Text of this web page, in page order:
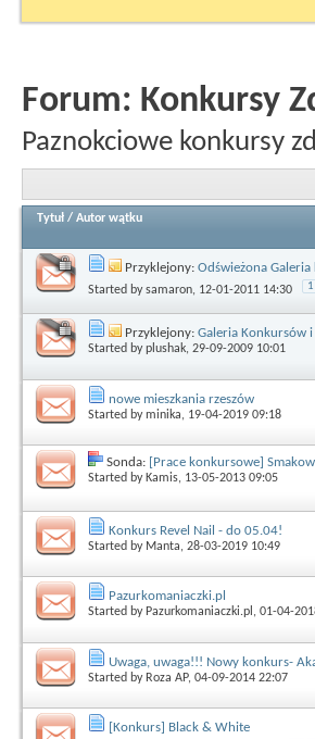
Forum: Konkursy
Paznokciowe konkursy
Tytuł / Autor wątku
Przyklejony: Odświeżona
Started bysamaron, 12-01-2011 14:30 1
Przyklejony: Galeria Konkursów
Started byplushak, 29-09-2009 10:01
nowe mieszkania rzeszów
Started byminika, 19-04-2019 09:18
Sonda: [Prace konkursowe]
Started by Kamis, 13-05-2013 09:05
Konkurs Revel Nail - do 05.04!
Started by Manta, 28-03-2019 10:49
Pazurkomaniaczki.pl
Started by Pazurkomaniaczki.pl , 01-04-
Uwaga, uwaga!!! Nowy konkurs-
Started by Roza AP, 04-09-2014 22:07
[Konkurs] Black & White